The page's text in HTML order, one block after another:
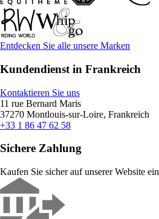
Entdecken Sie alle unsere Marken
Kundendienst in Frankreich
Kontaktieren Sie uns
11 rue Bernard Maris
37270 Montlouis-sur-Loire, Frankreich
+33 1 86 47 62 58
Sichere Zahlung
Kaufen Sie sicher auf unserer Website ein